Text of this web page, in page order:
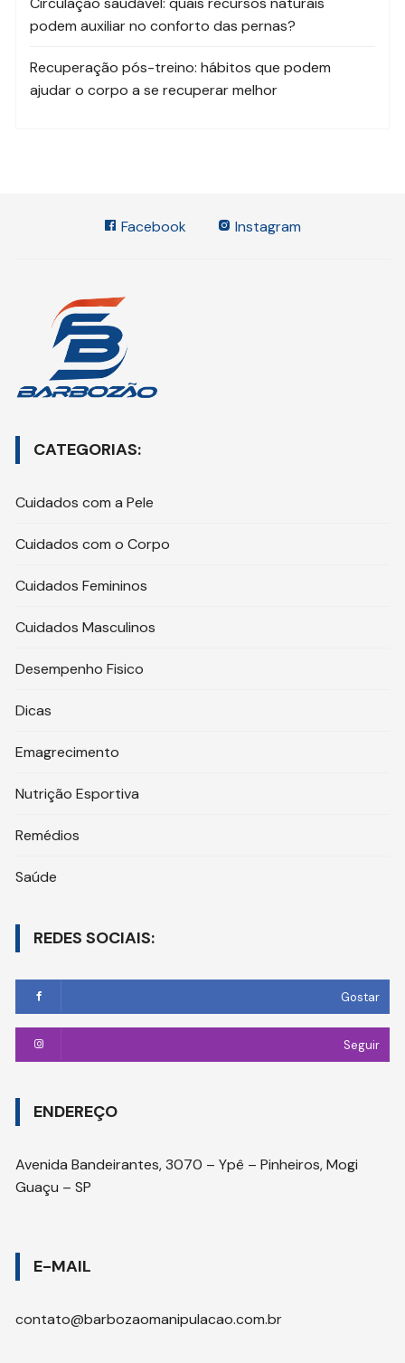
podem auxiliar no conforto das pernas?
Recuperação pós-treino: hábitos que podem
ajudar o corpo a se recuperar melhor
Facebook Instagram
CATEGORIAS:
Cuidados com a Pele
Cuidados com o Corpo
Cuidados Femininos
Cuidados Masculinos
Desempenho Fisico
Dicas
Emagrecimento
Nutrição Esportiva
Remédios
Saúde
REDES SOCIAIS:
Gostar
Seguir
ENDEREÇO
Avenida Bandeirantes, 3070 – Ypê – Pinheiros, Mogi
Guaçu – SP
E-MAIL
contato@barbozaomanipulacao.com.br